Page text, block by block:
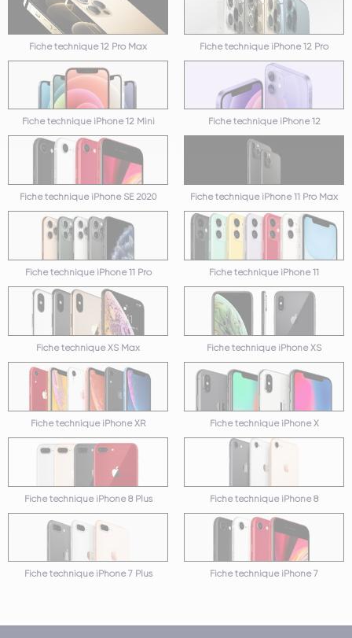
Fiche technique 12 Pro Max Fiche technique iPhone 12 Pro
Fiche technique iPhone 12 Mini Fiche technique iPhone 12
Fiche technique iPhone SE 2020 Fiche technique iPhone 11 Pro Max
Fiche technique iPhone 11 Pro Fiche technique iPhone 11
Fiche technique XS Max Fiche technique iPhone XS
Fiche technique iPhone XR Fiche technique iPhone X
Fiche technique iPhone 8 Plus Fiche technique iPhone 8
Fiche technique iPhone 7 Plus Fiche technique iPhone 7